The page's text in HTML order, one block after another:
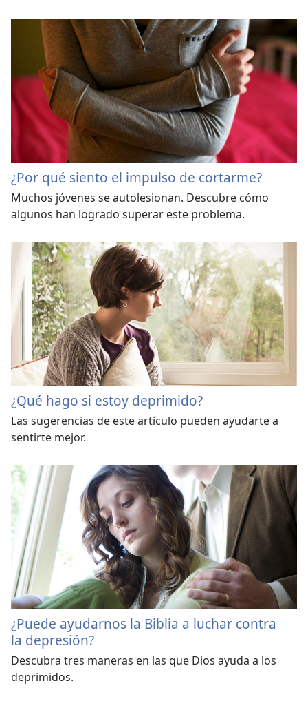
¿Por qué siento el impulso de cortarme?
Muchos jóvenes se autolesionan. Descubre cómo
algunos han logrado superar este problema.
¿Qué hago si estoy deprimido?
Las sugerencias de este artículo pueden ayudarte a
sentirte mejor.
¿Puede ayudarnos la Biblia a luchar contra
la depresión?
Descubra tres maneras en las que Dios ayuda a los
deprimidos.